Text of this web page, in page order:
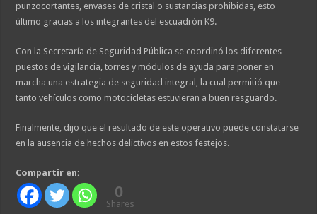
punzocortantes, envases de cristal o sustancias prohibidas, esto
último gracias a los integrantes del escuadrón K9.
Con la Secretaría de Seguridad Pública se coordinó los diferentes
puestos de vigilancia, torres y módulos de ayuda para poner en
marcha una estrategia de seguridad integral, la cual permitió que
tanto vehículos como motocicletas estuvieran a buen resguardo.
Finalmente, dijo que el resultado de este operativo puede constatarse
en la ausencia de hechos delictivos en estos festejos.
Compartir en:
0
Shares